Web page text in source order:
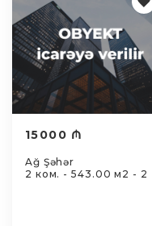
15000 ₼
Ağ Şəhər
2 ком. - 543.00 м2 - 2